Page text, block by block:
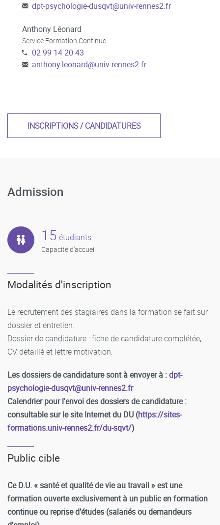
dpt-psychologie-dusqvt@univ-rennes2.fr
Anthony Léonard
Service Formation Continue
02 99 14 20 43
anthony.leonard@univ-rennes2.fr
INSCRIPTIONS / CANDIDATURES
Admission
15 étudiants
Capacité d'accueil
Modalités d'inscription
Le recrutement des stagiaires dans la formation se fait sur
dossier et entretien.
Dossier de candidature : fiche de candidature complétée,
CV détaillé et lettre motivation.
Les dossiers de candidature sont à envoyer à :dpt-
psychologie-dusqvt@univ-rennes2.fr
Calendrier pour l'envoi des dossiers de candidature :
consultable sur le site Internet du DU (https://sites-
formations.univ-rennes2.fr/du-sqvt/)
Public cible
Ce D.U. « santé et qualité de vie au travail » est une
formation ouverte exclusivement à un public enformation
continue ou reprise d’études (salariés ou demandeurs